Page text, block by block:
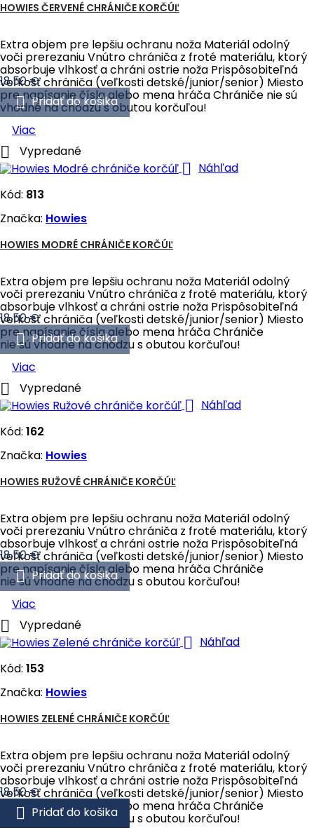
HOWIES ČERVENÉ CHRÁNIČE KORČÚĽ
Extra objem pre lepšiu ochranu noža Materiál odolný
voči prerezaniu Vnútro chrániča z froté materiálu, ktorý
absorbuje vlhkosť a chráni ostrie noža Prispôsobiteľná
veľkosť chrániča (veľkosti detské/junior/senior) Miesto
pre napísanie čísla alebo mena hráča Chrániče nie sú
vhodné na chôdzu s obutou korčuľou!
Cena
18,50 €
 Pridať do košika
Viac
 Vypredané
 Náhľad
Kód: 813
Značka: Howies
HOWIES MODRÉ CHRÁNIČE KORČÚĽ
Extra objem pre lepšiu ochranu noža Materiál odolný
voči prerezaniu Vnútro chrániča z froté materiálu, ktorý
absorbuje vlhkosť a chráni ostrie noža Prispôsobiteľná
veľkosť chrániča (veľkosti detské/junior/senior) Miesto
pre napísanie čísla alebo mena hráča Chrániče
nie sú vhodné na chôdzu s obutou korčuľou!
Cena
18,50 €
 Pridať do košika
Viac
 Vypredané
 Náhľad
Kód: 162
Značka: Howies
HOWIES RUŽOVÉ CHRÁNIČE KORČÚĽ
Extra objem pre lepšiu ochranu noža Materiál odolný
voči prerezaniu Vnútro chrániča z froté materiálu, ktorý
absorbuje vlhkosť a chráni ostrie noža Prispôsobiteľná
veľkosť chrániča (veľkosti detské/junior/senior) Miesto
pre napísanie čísla alebo mena hráča Chrániče
nie sú vhodné na chôdzu s obutou korčuľou!
Cena
18,50 €
 Pridať do košika
Viac
 Vypredané
 Náhľad
Kód: 153
Značka: Howies
HOWIES ZELENÉ CHRÁNIČE KORČÚĽ
Extra objem pre lepšiu ochranu noža Materiál odolný
voči prerezaniu Vnútro chrániča z froté materiálu, ktorý
absorbuje vlhkosť a chráni ostrie noža Prispôsobiteľná
veľkosť chrániča (veľkosti detské/junior/senior) Miesto
pre napísanie čísla alebo mena hráča Chrániče
nie sú vhodné na chôdzu s obutou korčuľou!
Cena
18,50 €
 Pridať do košika